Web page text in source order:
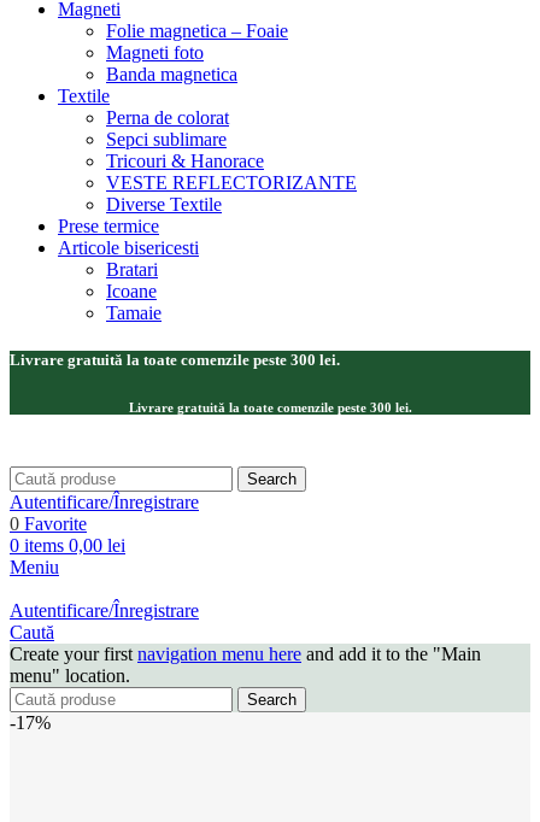
Magneti
Folie magnetica – Foaie
Magneti foto
Banda magnetica
Textile
Perna de colorat
Sepci sublimare
Tricouri & Hanorace
VESTE REFLECTORIZANTE
Diverse Textile
Prese termice
Articole bisericesti
Bratari
Icoane
Tamaie
Livrare gratuită la toate comenzile peste 300 lei.
Livrare gratuită la toate comenzile peste 300 lei.
Search
Autentificare/Înregistrare
0 Favorite
0 items 0,00 lei
Meniu
Autentificare/Înregistrare
Caută
Create your first navigation menu here and add it to the "Main
menu" location.
Search
-17%